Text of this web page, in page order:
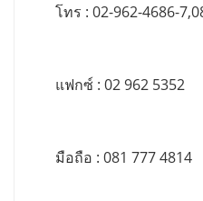
โทร : 02-962-4686-
แฟกซ์ : 02 962 5352
มือถือ : 081 777 4814